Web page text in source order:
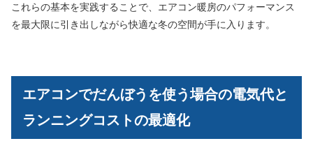
これらの基本を実践することで、エアコン暖房のパフォーマンス
を最大限に引き出しながら快適な冬の空間が手に入ります。
エアコンでだんぼうを使う場合の電気代と
ランニングコストの最適化